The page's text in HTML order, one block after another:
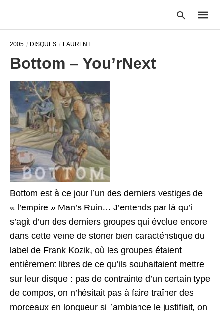
2005 DISQUES LAURENT
Bottom – You’rNext
Bottom est à ce jour l’un des derniers vestiges de
« l’empire » Man’s Ruin… J’entends par là qu’il
s’agit d’un des derniers groupes qui évolue encore
dans cette veine de stoner bien caractéristique du
label de Frank Kozik, où les groupes étaient
entièrement libres de ce qu’ils souhaitaient mettre
sur leur disque : pas de contrainte d’un certain type
de compos, on n’hésitait pas à faire traîner des
morceaux en longueur si l’ambiance le justifiait, on